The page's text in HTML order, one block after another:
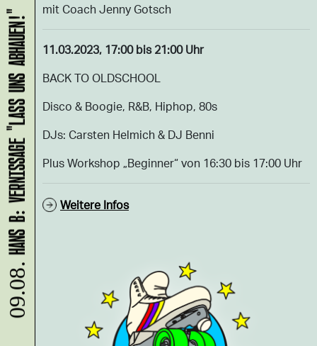
mit Coach Jenny Gotsch
11.03.2023, 17:00 bis 21:00 Uhr
BACK TO OLDSCHOOL
Disco & Boogie, R&B, Hiphop, 80s
DJs: Carsten Helmich & DJ Benni
Plus Workshop „Beginner“ von 16:30 bis 17:00 Uhr
Weitere Infos
09.08.
HANS B: VERNISSAGE "LASS UNS ABHAUEN!"